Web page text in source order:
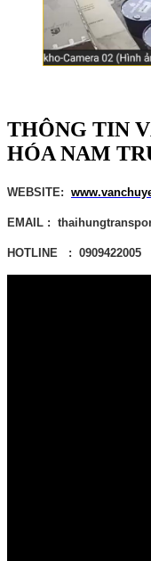
THÔNG TIN
HÓA NAM
WEBSITE:
EMAIL :
HOTLINE : 0909422005